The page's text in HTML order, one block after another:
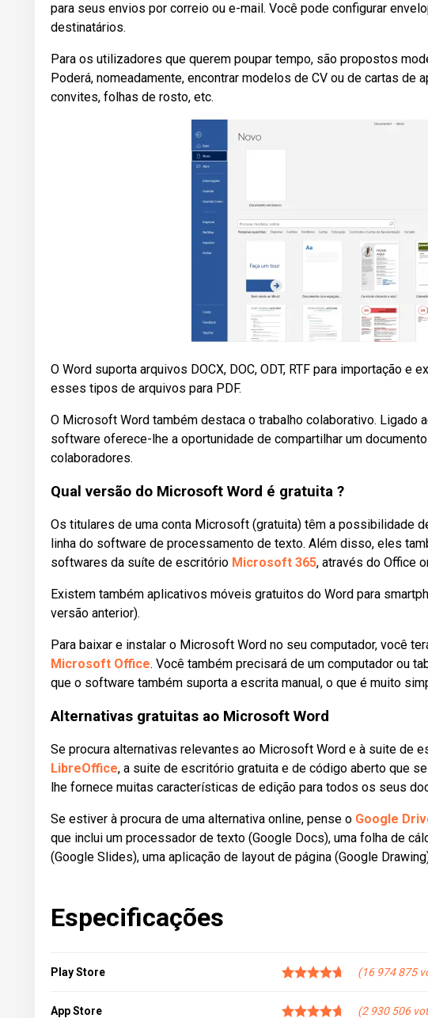
para seus envios por correio ou e-mail. Você pode configurar
destinatários.
Para os utilizadores que querem poupar tempo, são propostos
Poderá, nomeadamente, encontrar modelos de CV ou de cartas de
convites, folhas de rosto, etc.
O Word suporta arquivos DOCX, DOC, ODT, RTF para importação
esses tipos de arquivos para PDF.
O Microsoft Word também destaca o trabalho colaborativo. Ligado
software oferece-lhe a oportunidade de compartilhar um
colaboradores.
Qual versão do Microsoft Word é gratuita ?
Os titulares de uma conta Microsoft (gratuita) têm a possibilidade
linha do software de processamento de texto. Além disso, eles
softwares da suíte de escritório Microsoft 365, através do Office
Existem também aplicativos móveis gratuitos do Word para
versão anterior).
Para baixar e instalar o Microsoft Word no seu computador, você
Microsoft Office. Você também precisará de um computador ou
que o software também suporta a escrita manual, o que é muito
Alternativas gratuitas ao Microsoft Word
Se procura alternativas relevantes ao Microsoft Word e à suite de
LibreOffice, a suite de escritório gratuita e de código aberto que
lhe fornece muitas características de edição para todos os seus
Se estiver à procura de uma alternativa online, pense o Google
que inclui um processador de texto (Google Docs), uma folha de
(Google Slides), uma aplicação de layout de página (Google
Especificações
Play Store 16 974 875
App Store 2 930 506